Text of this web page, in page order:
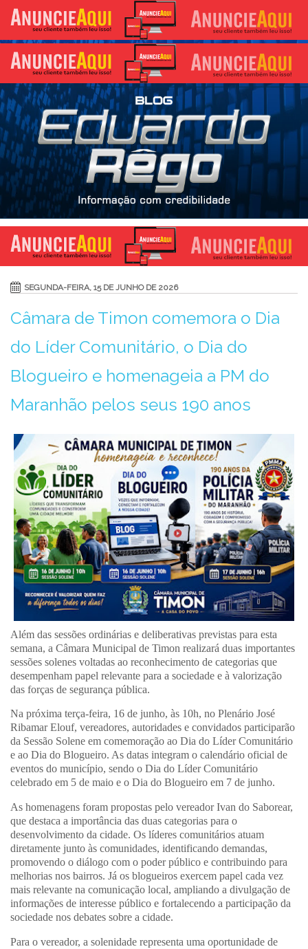
SEGUNDA-FEIRA, 15 DE JUNHO DE 2026
Câmara de Timon comemora o Dia
do Líder Comunitário, o Dia do
Blogueiro e homenageia a PM do
Maranhão pelos seus 190 anos
Além das sessões ordinárias e deliberativas previstas para esta
semana, a Câmara Municipal de Timon realizará duas importantes
sessões solenes voltadas ao reconhecimento de categorias que
desempenham papel relevante para a sociedade e à valorização
das forças de segurança pública.
Na próxima terça-feira, 16 de junho, às 10h, no Plenário José
Ribamar Elouf, vereadores, autoridades e convidados participarão
da Sessão Solene em comemoração ao Dia do Líder Comunitário
e ao Dia do Blogueiro. As datas integram o calendário oficial de
eventos do município, sendo o Dia do Líder Comunitário
celebrado em 5 de maio e o Dia do Blogueiro em 7 de junho.
As homenagens foram propostas pelo vereador Ivan do Saborear,
que destaca a importância das duas categorias para o
desenvolvimento da cidade. Os líderes comunitários atuam
diretamente junto às comunidades, identificando demandas,
promovendo o diálogo com o poder público e contribuindo para
melhorias nos bairros. Já os blogueiros exercem papel cada vez
mais relevante na comunicação local, ampliando a divulgação de
informações de interesse público e fortalecendo a participação da
sociedade nos debates sobre a cidade.
Para o vereador, a solenidade representa uma oportunidade de